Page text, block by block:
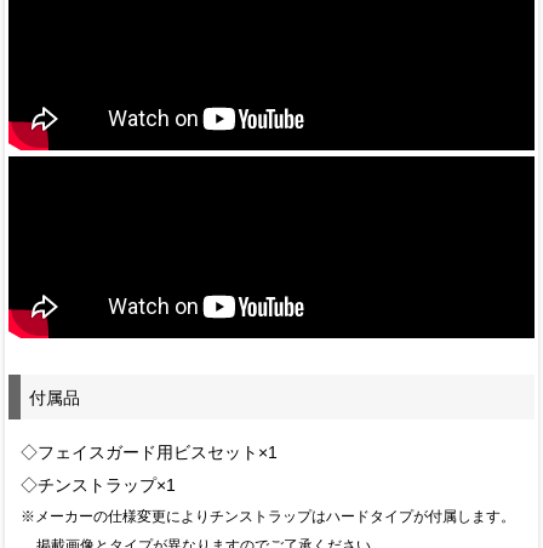
付属品
◇フェイスガード用ビスセット×1
◇チンストラップ×1
※メーカーの仕様変更によりチンストラップはハードタイプが付属します。